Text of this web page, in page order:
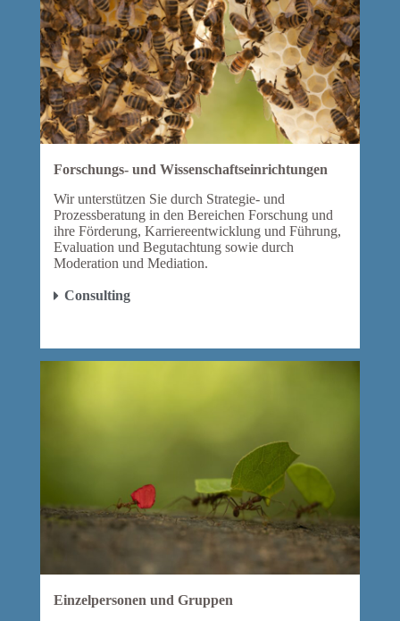
Forschungs- und Wissenschaftseinrichtungen
Wir unterstützen Sie durch Strategie- und
Prozessberatung in den Bereichen Forschung und
ihre Förderung, Karriereentwicklung und Führung,
Evaluation und Begutachtung sowie durch
Moderation und Mediation.
Consulting
Einzelpersonen und Gruppen